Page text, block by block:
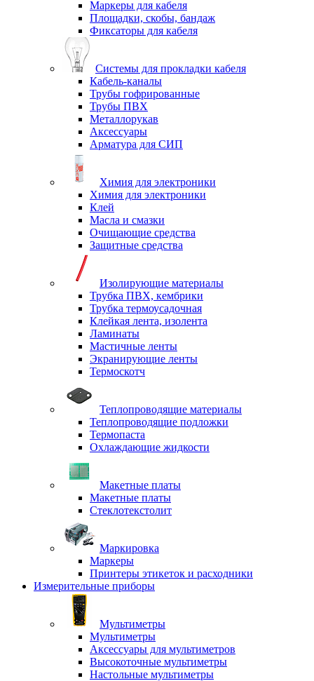
Маркеры для кабеля
Площадки, скобы, бандаж
Фиксаторы для кабеля
Системы для прокладки кабеля
Кабель-каналы
Трубы гофрированные
Трубы ПВХ
Металлорукав
Аксессуары
Арматура для СИП
Химия для электроники
Химия для электроники
Клей
Масла и смазки
Очищающие средства
Защитные средства
Изолирующие материалы
Трубка ПВХ, кембрики
Трубка термоусадочная
Клейкая лента, изолента
Ламинаты
Мастичные ленты
Экранирующие ленты
Термоскотч
Теплопроводящие материалы
Теплопроводящие подложки
Термопаста
Охлаждающие жидкости
Макетные платы
Макетные платы
Стеклотекстолит
Маркировка
Маркеры
Принтеры этикеток и расходники
Измерительные приборы
Мультиметры
Мультиметры
Аксессуары для мультиметров
Высокоточные мультиметры
Настольные мультиметры